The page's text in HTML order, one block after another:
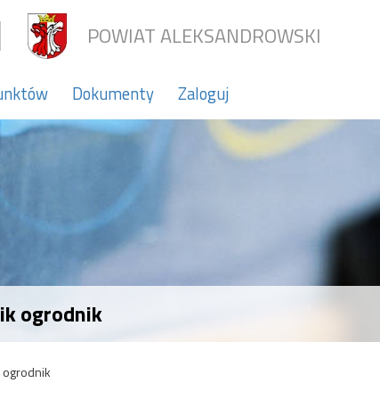
POWIAT ALEKSANDROWSKI
Dokumenty Zaloguj
ogrodnik